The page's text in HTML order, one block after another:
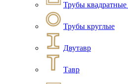
Трубы квадратные
Трубы круглые
Двутавр
Тавр